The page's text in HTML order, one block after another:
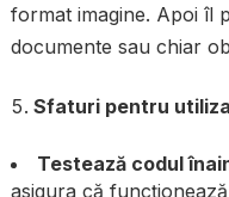
format imagine. Apoi îl
documente sau chiar
Sfaturi pentru
Testează codul
asigura că